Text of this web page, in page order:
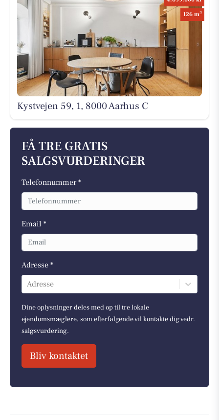
126 m2
Kystvejen 59, 1, 8000 Aarhus C
FÅ TRE GRATIS
SALGSVURDERINGER
Telefonnummer *
Email *
Adresse *
Adresse
Dine oplysninger deles med op til tre lokale
ejendomsmæglere, som efterfølgende vil kontakte dig vedr.
salgsvurdering.
Bliv kontaktet